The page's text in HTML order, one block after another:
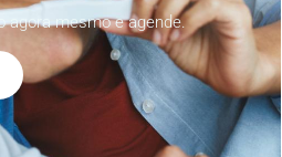
agora mesmo e agende.